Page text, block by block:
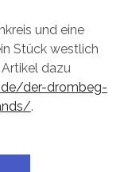
und eine
Stück westlich
dazu
der-drombeg-
.